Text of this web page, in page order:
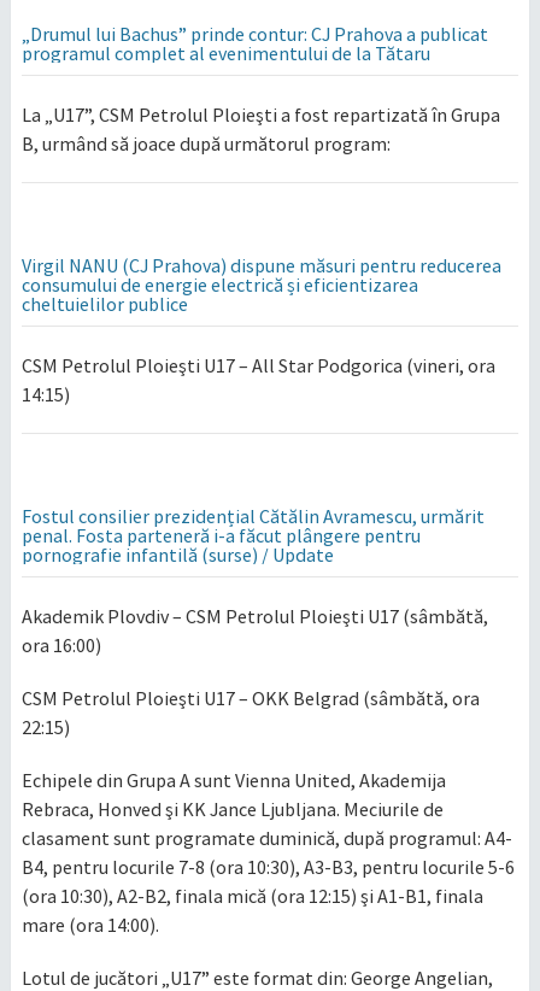
„Drumul lui Bachus” prinde contur: CJ Prahova a publicat
programul complet al evenimentului de la Tătaru
La „U17”, CSM Petrolul Ploieşti a fost repartizată în Grupa
B, urmând să joace după următorul program:
Virgil NANU (CJ Prahova) dispune măsuri pentru reducerea
consumului de energie electrică și eficientizarea
cheltuielilor publice
CSM Petrolul Ploieşti U17 – All Star Podgorica (vineri, ora
14:15)
Fostul consilier prezidențial Cătălin Avramescu, urmărit
penal. Fosta parteneră i-a făcut plângere pentru
pornografie infantilă (surse) / Update
Akademik Plovdiv – CSM Petrolul Ploieşti U17 (sâmbătă,
ora 16:00)
CSM Petrolul Ploieşti U17 – OKK Belgrad (sâmbătă, ora
22:15)
Echipele din Grupa A sunt Vienna United, Akademija
Rebraca, Honved şi KK Jance Ljubljana. Meciurile de
clasament sunt programate duminică, după programul: A4-
B4, pentru locurile 7-8 (ora 10:30), A3-B3, pentru locurile 5-6
(ora 10:30), A2-B2, finala mică (ora 12:15) şi A1-B1, finala
mare (ora 14:00).
Lotul de jucători „U17” este format din: George Angelian,